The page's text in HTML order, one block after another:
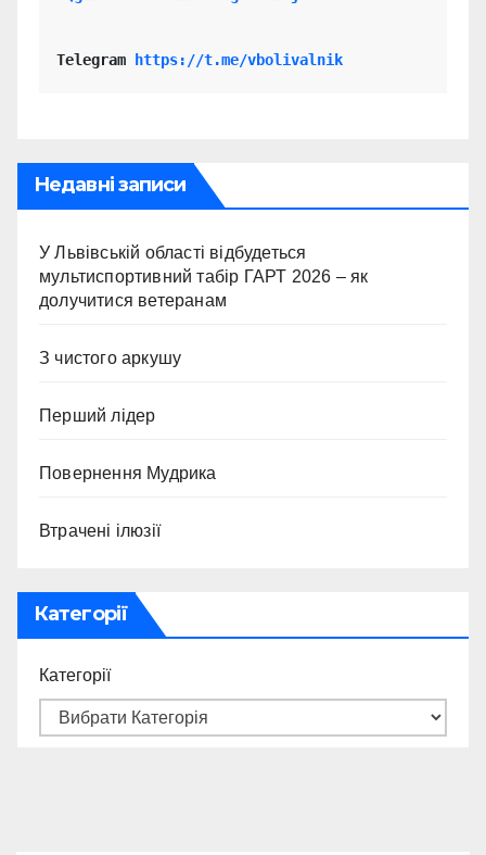
Telegram https://t.me/vbolivalnik
Недавні записи
У Львівській області відбудеться
мультиспортивний табір ГАРТ 2026 – як
долучитися ветеранам
З чистого аркушу
Перший лідер
Повернення Мудрика
Втрачені ілюзії
Категорії
Категорії